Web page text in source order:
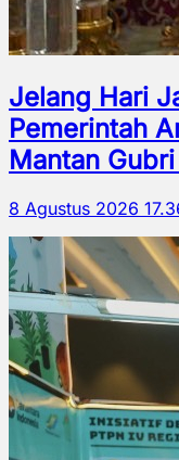
Jelang Hari
Pemerintah
Mantan
8 Agustus 2026